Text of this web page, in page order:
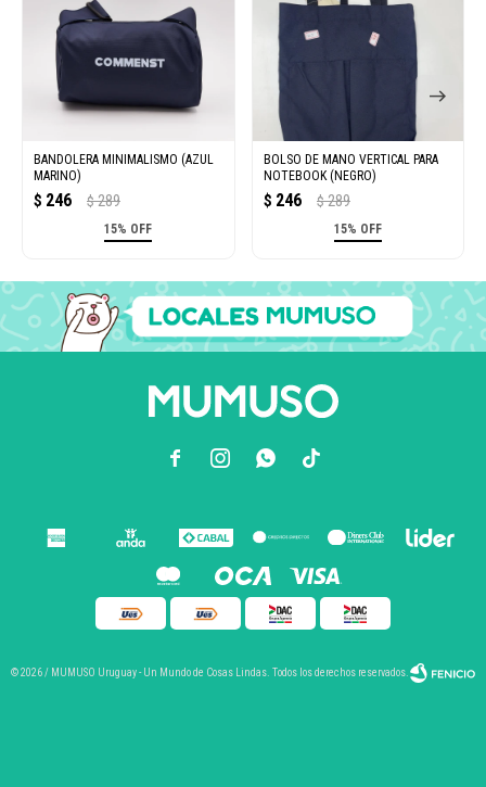
BANDOLERA MINIMALISMO (AZUL
MARINO)
$ 246 $ 289
15% OFF
BOLSO DE MANO VERTICAL PARA
NOTEBOOK (NEGRO)
$ 246 $ 289
15% OFF
  
© 2026 / MUMUSO Uruguay - Un Mundo de Cosas Lindas. Todos los derechos reservados.